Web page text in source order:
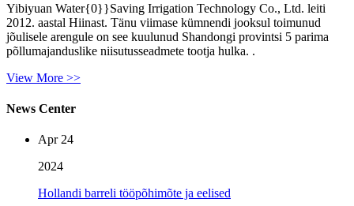
Yibiyuan Water{0}}Saving Irrigation Technology Co., Ltd. leiti
2012. aastal Hiinast. Tänu viimase kümnendi jooksul toimunud
jõulisele arengule on see kuulunud Shandongi provintsi 5 parima
põllumajanduslike niisutusseadmete tootja hulka. .
View More >>
News Center
Apr 24
2024
Hollandi barreli tööpõhimõte ja eelised